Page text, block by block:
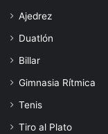
Ajedrez
Duatlón
Billar
Gimnasia Rítmica
Tenis
Tiro al Plato